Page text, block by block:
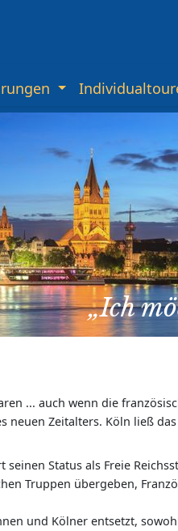
Ich
... auch wenn die
neuen Zeitalters. Köln ließ
seinen Status als Freie
Truppen übergeben,
und Kölner entsetzt,